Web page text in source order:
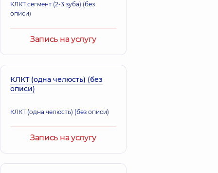
КЛКТ сегмент (2-3 зуба) (без
описи)
Запись на услугу
КЛКТ (одна челюсть) (без
описи)
КЛКТ (одна челюсть) (без описи)
Запись на услугу